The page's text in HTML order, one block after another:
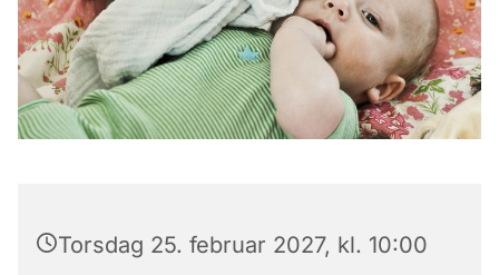
Torsdag 25. februar 2027, kl. 10:00